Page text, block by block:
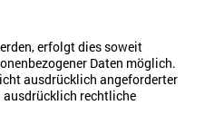
erfolgt dies soweit
Daten möglich.
ausdrücklich angeforderter
rechtliche